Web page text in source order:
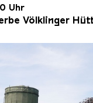
Uhr
Völklinger